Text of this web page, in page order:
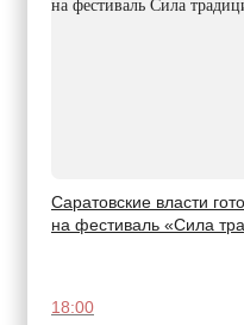
Саратовские власти
на фестиваль «Сила
18:00